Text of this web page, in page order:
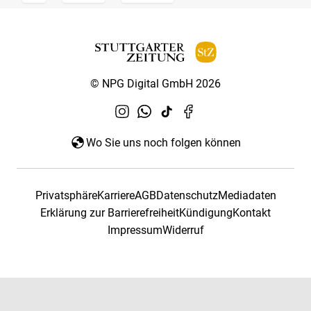
© NPG Digital GmbH 2026
Wo Sie uns noch folgen können
PrivatsphäreKarriereAGBDatenschutzMediadaten
Erklärung zur BarrierefreiheitKündigungKontakt
ImpressumWiderruf